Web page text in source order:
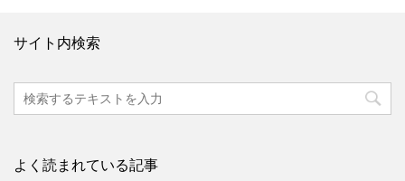
サイト内検索
よく読まれている記事